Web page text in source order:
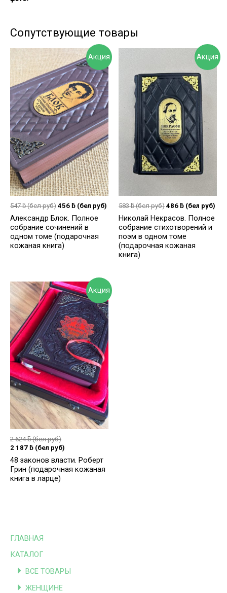
ГЛАВНАЯ
КАТАЛОГ
ВСЕ ТОВАРЫ
ЖЕНЩИНЕ
Сопутствующие товары
Акция
547ƃ(бел руб) 456 ƃ (бел руб)
Александр Блок. Полное
собрание сочинений в
одном томе (подарочная
кожаная книга)
Акция
583ƃ(бел руб) 486 ƃ (бел руб)
Николай Некрасов. Полное
собрание стихотворений и
поэм в одном томе
(подарочная кожаная
книга)
Акция
2 624ƃ(бел руб)
2 187 ƃ (бел руб)
48 законов власти. Роберт
Грин (подарочная кожаная
книга в ларце)